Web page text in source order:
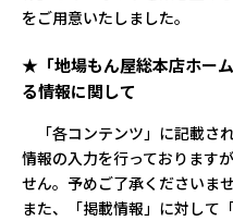
をご用意いたしました。
★「地場もん屋総本店ホー
る情報に関して
「各コンテンツ」に記載さ
情報の入力を行っております
せん。予めご了承くださいませ
また、「掲載情報」に対して